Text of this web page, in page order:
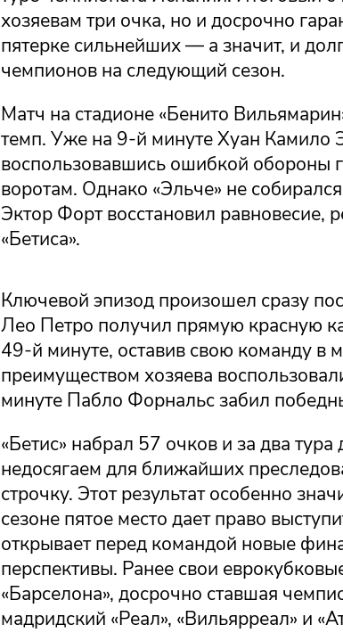
хозяевам три очка, но и досрочно
пятерке сильнейших — а значит, и
чемпионов на следующий сезон.
Матч на стадионе «Бенито
темп. Уже на 9-й минуте Хуан Камило
воспользовавшись ошибкой обороны
воротам. Однако «Эльче» не
Эктор Форт восстановил равновесие,
«Бетиса».
Ключевой эпизод произошел сразу
Лео Петро получил прямую красную
49-й минуте, оставив свою команду в
преимуществом хозяева
минуте Пабло Форнальс забил
«Бетис» набрал 57 очков и за два
недосягаем для ближайших
строчку. Этот результат особенно
сезоне пятое место дает право
открывает перед командой новые
перспективы. Ранее свои
«Барселона», досрочно ставшая
мадридский «Реал», «Вильярреал» и